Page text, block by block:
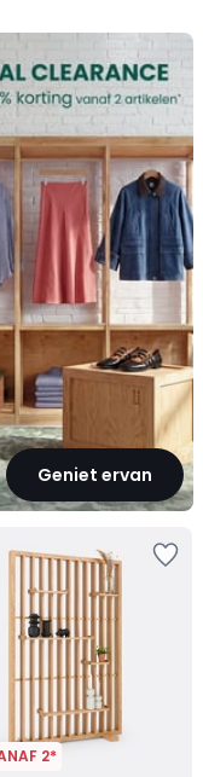
Geniet ervan
2*